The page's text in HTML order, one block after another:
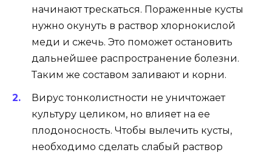
начинают трескаться. Пораженные кусты
нужно окунуть в раствор хлорнокислой
меди и сжечь. Это поможет остановить
дальнейшее распространение болезни.
Таким же составом заливают и корни.
Вирус тонколистности не уничтожает
культуру целиком, но влияет на ее
плодоносность. Чтобы вылечить кусты,
необходимо сделать слабый раствор